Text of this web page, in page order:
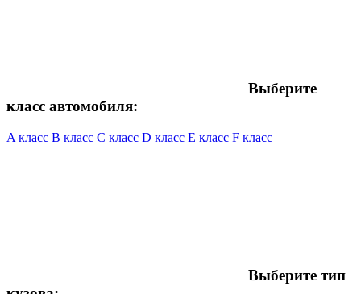
Выберите
класс автомобиля:
A класс B класс C класс D класс E класс F класс
Выберите тип